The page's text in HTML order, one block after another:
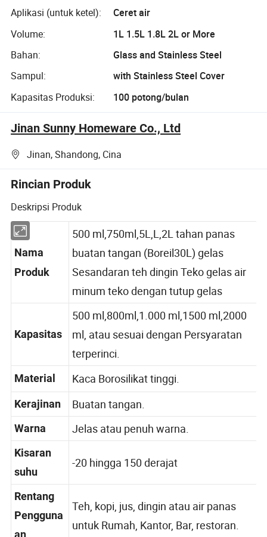
Aplikasi (untuk ketel):
Ceret air
Volume:
1L 1.5L 1.8L 2L or More
Bahan:
Glass and Stainless Steel
Sampul:
with Stainless Steel Cover
Kapasitas Produksi:
100 potong/bulan
Jinan Sunny Homeware Co., Ltd
Jinan, Shandong, Cina
Rincian Produk
Deskripsi Produk
500 ml,750ml,5L,L,2L tahan panas
buatan tangan (Boreil30L) gelas
Sesandaran teh dingin Teko gelas air
minum teko dengan tutup gelas
500 ml,800ml,1.000 ml,1500 ml,2000
ml, atau sesuai dengan Persyaratan
terperinci.
Material Kaca Borosilikat tinggi.
Kerajinan Buatan tangan.
Warna Jelas atau penuh warna.
Kisaran
suhu
Rentang
Pengguna
Teh, kopi, jus, dingin atau air panas